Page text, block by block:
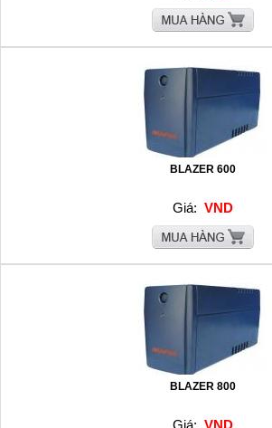
BLAZER 600
Giá: VND
BLAZER 800
Giá: VND